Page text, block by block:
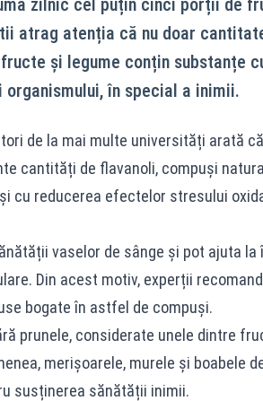
atrag atenția că nu doar
și legume conțin substanțe
în special a inimii.
de la mai multe universități arată
cantități de flavanoli, compuși
cu reducerea efectelor stresului
vaselor de sânge și pot ajuta la
Din acest motiv, experții
bogate în astfel de compuși.
prunele, considerate unele dintre
merișoarele, murele și boabele
susținerea sănătății inimii.